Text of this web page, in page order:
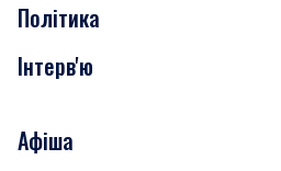
Політика
Інтерв'ю
Афіша